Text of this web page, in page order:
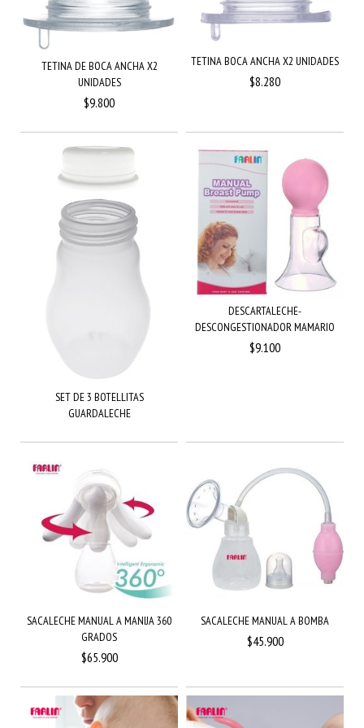
TETINA DE BOCA ANCHA X2
UNIDADES
$9.800
TETINA BOCA ANCHA X2 UNIDADES
$8.280
SET DE 3 BOTELLITAS
GUARDALECHE
DESCARTALECHE-
DESCONGESTIONADOR MAMARIO
$9.100
SACALECHE MANUAL A MANIJA 360
GRADOS
$65.900
SACALECHE MANUAL A BOMBA
$45.900